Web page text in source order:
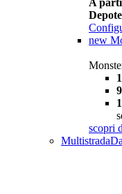
A
new
scopri
Multistrada